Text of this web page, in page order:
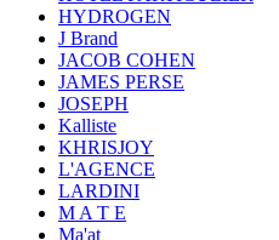
HYDROGEN
J Brand
JACOB COHEN
JAMES PERSE
JOSEPH
Kalliste
KHRISJOY
L'AGENCE
LARDINI
M A T E
Ma'at